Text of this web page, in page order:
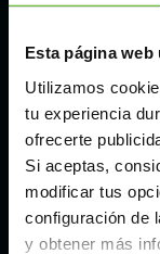
Esta página web
Utilizamos
tu experiencia
ofrecerte
Si aceptas,
modificar tus
configuración de
y obtener más
Málaga
Valencia
Zaragoza